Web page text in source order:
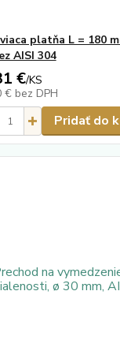
platňa L = 180
AISI 304
€/KS
€ bez DPH
Pridať do